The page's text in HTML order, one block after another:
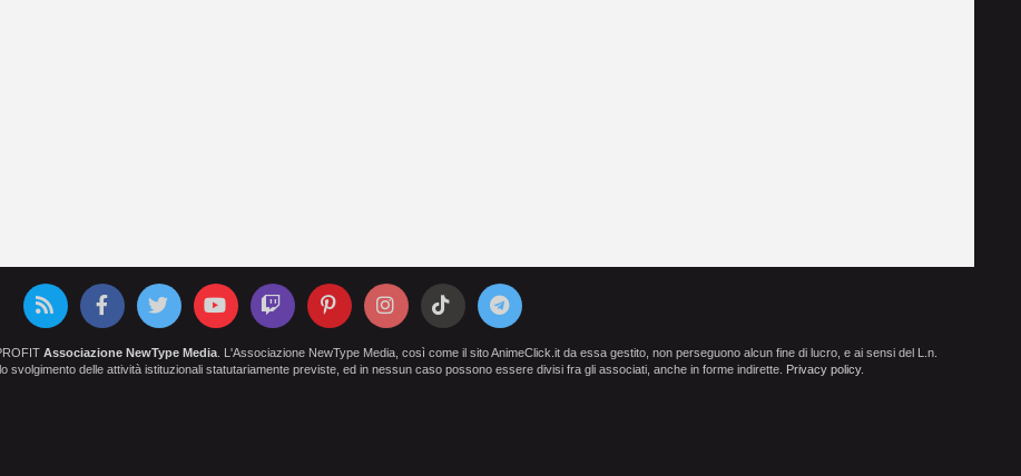
Associazione NewType Media. L'Associazione NewType Media, così come il sito AnimeClick.it da essa gestito, non perseguono alcun fine di lucro, e ai sensi del L.n.
svolgimento delle attività istituzionali statutariamente previste, ed in nessun caso possono essere divisi fra gli associati, anche in forme indirette. Privacy policy.